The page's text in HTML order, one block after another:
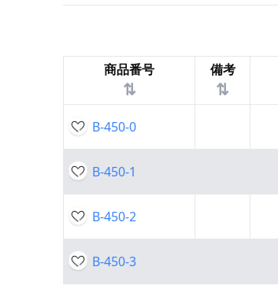
キャスター・アジャスター・スライドレ
断熱・ライト・ラック
商品番号
⇅
備考
⇅
B-450-0
B-450-1
B-450-2
B-450-3